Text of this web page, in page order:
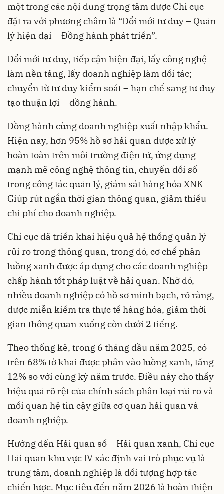
một trong các nội dung trọng tâm được Chi cục
đặt ra với phương châm là “Đổi mới tư duy – Quản
lý hiện đại – Đồng hành phát triển”.
Đổi mới tư duy, tiếp cận hiện đại, lấy công nghệ
làm nền tảng, lấy doanh nghiệp làm đối tác;
chuyển từ tư duy kiểm soát – hạn chế sang tư duy
tạo thuận lợi – đồng hành.
Đồng hành cùng doanh nghiệp xuất nhập khẩu.
Hiện nay, hơn 95% hồ sơ hải quan được xử lý
hoàn toàn trên môi trường điện tử, ứng dụng
mạnh mẽ công nghệ thông tin, chuyển đổi số
trong công tác quản lý, giám sát hàng hóa XNK
Giúp rút ngắn thời gian thông quan, giảm thiểu
chi phí cho doanh nghiệp.
Chi cục đã triển khai hiệu quả hệ thống quản lý
rủi ro trong thông quan, trong đó, cơ chế phân
luồng xanh được áp dụng cho các doanh nghiệp
chấp hành tốt pháp luật về hải quan. Nhờ đó,
nhiều doanh nghiệp có hồ sơ minh bạch, rõ ràng,
được miễn kiểm tra thực tế hàng hóa, giảm thời
gian thông quan xuống còn dưới 2 tiếng.
Theo thống kê, trong 6 tháng đầu năm 2025, có
trên 68% tờ khai được phân vào luồng xanh, tăng
12% so với cùng kỳ năm trước. Điều này cho thấy
hiệu quả rõ rệt của chính sách phân loại rủi ro và
mối quan hệ tin cậy giữa cơ quan hải quan và
doanh nghiệp.
Hướng đến Hải quan số – Hải quan xanh, Chi cục
Hải quan khu vực IV xác định vai trò phục vụ là
trung tâm, doanh nghiệp là đối tượng hợp tác
chiến lược. Mục tiêu đến năm 2026 là hoàn thiện